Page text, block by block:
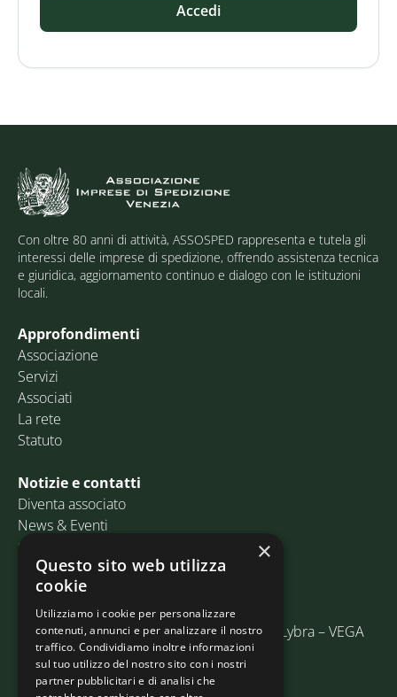
Accedi
Con oltre 80 anni di attività, ASSOSPED rappresenta e tutela gli
interessi delle imprese di spedizione, offrendo assistenza tecnica
e giuridica, aggiornamento continuo e dialogo con le istituzioni
locali.
Approfondimenti
Associazione
Servizi
Associati
La rete
Statuto
Notizie e contatti
Diventa associato
News & Eventi
Contatti
Email:info@assosped.it
PEC: assospedvenezia@pec.fedespedi.it
Indirizzo: Via delle Industrie, 19/C Edificio Lybra – VEGA
30175 Marghera (VE)
×
Questo sito web utilizza
cookie
Utilizziamo i cookie per personalizzare
contenuti, annunci e per analizzare il nostro
traffico. Condividiamo inoltre informazioni
sul tuo utilizzo del nostro sito con i nostri
partner pubblicitari e di analisi che